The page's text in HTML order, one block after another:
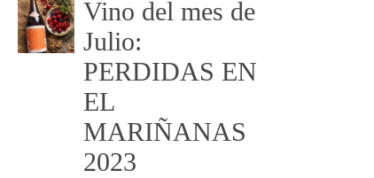
Vino del mes de
Julio:
PERDIDAS EN
EL
MARIÑANAS
2023